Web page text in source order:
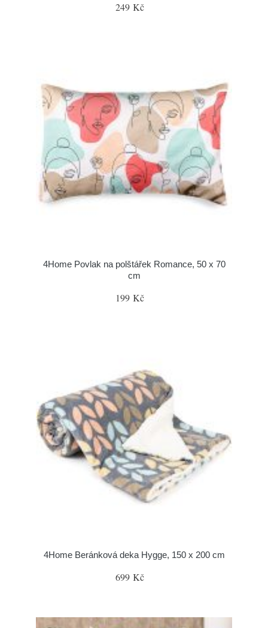
249 Kč
4Home Povlak na polštářek Romance, 50 x 70
cm
199 Kč
4Home Beránková deka Hygge, 150 x 200 cm
699 Kč